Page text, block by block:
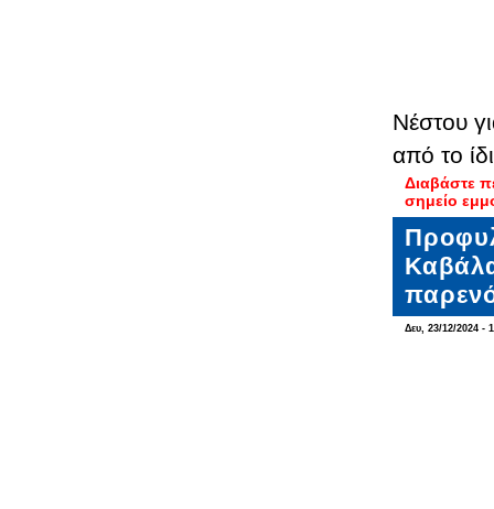
Νέστου
από το
Διαβάστε
σημείο
Δευ, 23/12/2024 -